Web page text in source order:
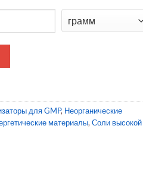
для GMP, Неорганические
материалы, Соли высокой